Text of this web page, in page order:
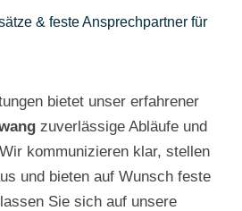
& feste Ansprechpartner für
bietet unser erfahrener
zuverlässige Abläufe und
kommunizieren klar, stellen
und bieten auf Wunsch feste
Sie sich auf unsere